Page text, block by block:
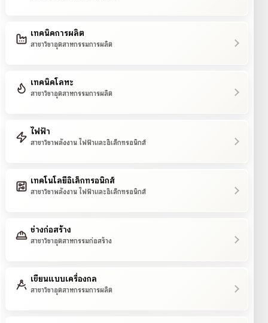
เทคนิคการผลิต
สาขาวิชาอุตสาหกรรมการผลิต
เทคนิคโลหะ
สาขาวิชาอุตสาหกรรมการผลิต
ไฟฟ้า
สาขาวิชาพลังงาน ไฟฟ้าและอิเล็กทรอนิกส์
เทคโนโลยีอิเล็กทรอนิกส์
สาขาวิชาพลังงาน ไฟฟ้าและอิเล็กทรอนิกส์
ช่างก่อสร้าง
สาขาวิชาอุตสาหกรรมก่อสร้าง
เขียนแบบเครื่องกล
สาขาวิชาอุตสาหกรรมการผลิต